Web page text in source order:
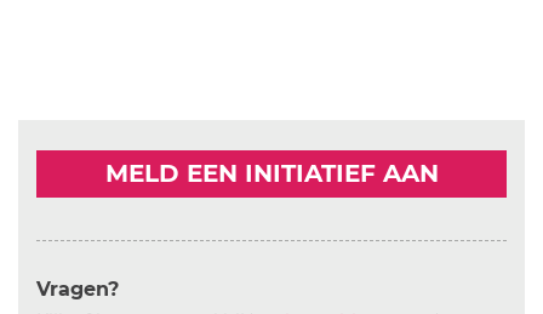
MELD EEN INITIATIEF AAN
Vragen?